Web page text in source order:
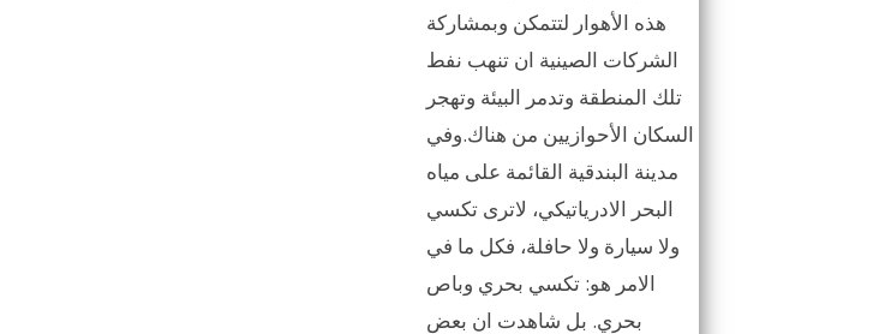
هذه الأهوار لتتمكن وبمشاركة
الشركات الصينية ان تنهب نفط
تلك المنطقة وتدمر البيئة وتهجر
السكان الأحوازيين من هناك.وفي
مدينة البندقية القائمة على مياه
البحر الادرياتيكي، لاترى تكسي
ولا سيارة ولا حافلة، فكل ما في
الامر هو: تكسي بحري وباص
بحري. بل شاهدت ان بعض